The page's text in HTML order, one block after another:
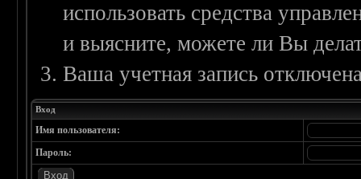
использовать средства
и выясните, можете ли Вы
Ваша учетная запись
Вход
Имя пользователя:
Пароль: